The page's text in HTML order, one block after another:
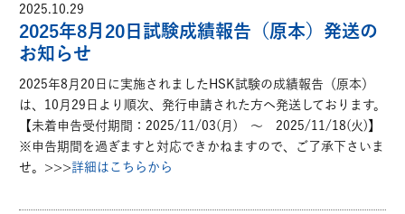
2025.10.29
2025年8月20日試験成績報告（原本）発送の
お知らせ
2025年8月20日に実施されましたHSK試験の成績報告（原本）
は、10月29日より順次、発行申請された方へ発送しております。
【未着申告受付期間：2025/11/03(月) ～ 2025/11/18(火)】
※申告期間を過ぎますと対応できかねますので、ご了承下さいま
せ。>>>詳細はこちらから